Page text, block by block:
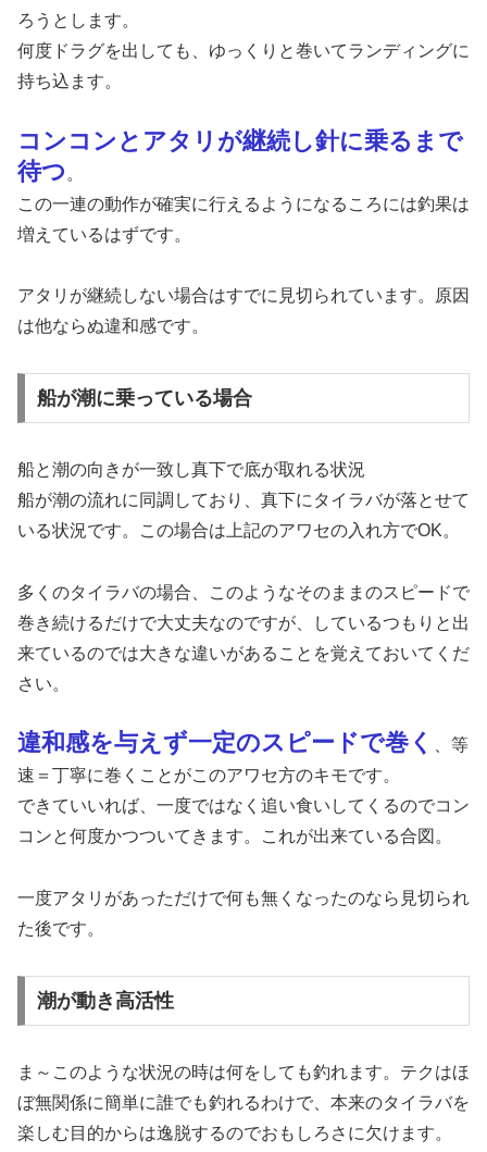
ろうとします。
何度ドラグを出しても、ゆっくりと巻いてランディングに
持ち込ます。
コンコンとアタリが継続し針に乗るまで
待つ 。
この一連の動作が確実に行えるようになるころには釣果は
増えているはずです。
アタリが継続しない場合はすでに見切られています。原因
は他ならぬ違和感です。
船が潮に乗っている場合
船と潮の向きが一致し真下で底が取れる状況
船が潮の流れに同調しており、真下にタイラバが落とせて
いる状況です。この場合は上記のアワセの入れ方でOK。
多くのタイラバの場合、このようなそのままのスピードで
巻き続けるだけで大丈夫なのですが、しているつもりと出
来ているのでは大きな違いがあることを覚えておいてくだ
さい。
違和感を与えず一定のスピードで巻く 、等
速＝丁寧に巻くことがこのアワセ方のキモです。
できていいれば、一度ではなく追い食いしてくるのでコン
コンと何度かつついてきます。これが出来ている合図。
一度アタリがあっただけで何も無くなったのなら見切られ
た後です。
潮が動き高活性
ま～このような状況の時は何をしても釣れます。テクはほ
ぼ無関係に簡単に誰でも釣れるわけで、本来のタイラバを
楽しむ目的からは逸脱するのでおもしろさに欠けます。